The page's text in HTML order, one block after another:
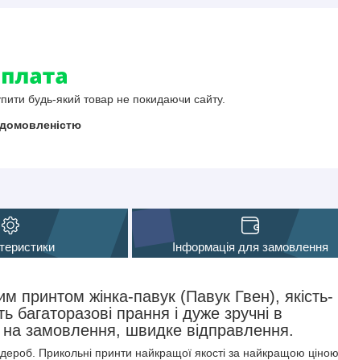
будь-який товар не покидаючи сайту.
Інформація для замовлення
принтом жінка-павук (Павук Гвен), якість-
прання і дуже зручні в
на замовлення, швидке відправлення.
Прикольні принти найкращої якості за найкращою ціною.